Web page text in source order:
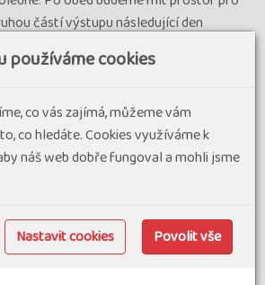
částí výstupu následující den
vydat k jedné z nedalekých vyhlídek.
kterému nám zbývají dva dny chůze.
↓100 m) stoupáme podél řeky JARSANG
4 450 m, kde se ve vesnici THORUNGLA
nás mimo jiné čeká přechod
visutého mostu (zájemci mohou
zlatých hřebů zájezdu je dnešní závěrečné
používáme cookies
co vás zajímá, můžeme vám
co hledáte. Cookies využíváme k
náš web dobře fungoval a mohli jsme
Nastavit cookies Povolit vše